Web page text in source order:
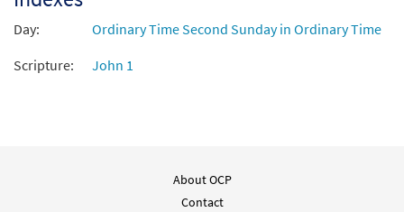
Day:
Ordinary Time Second Sunday in Ordinary Time
Scripture:
John 1
About OCP
Contact